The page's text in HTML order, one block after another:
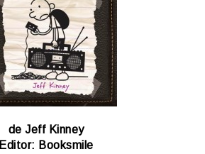
de Jeff Kinney
Editor: Booksmile